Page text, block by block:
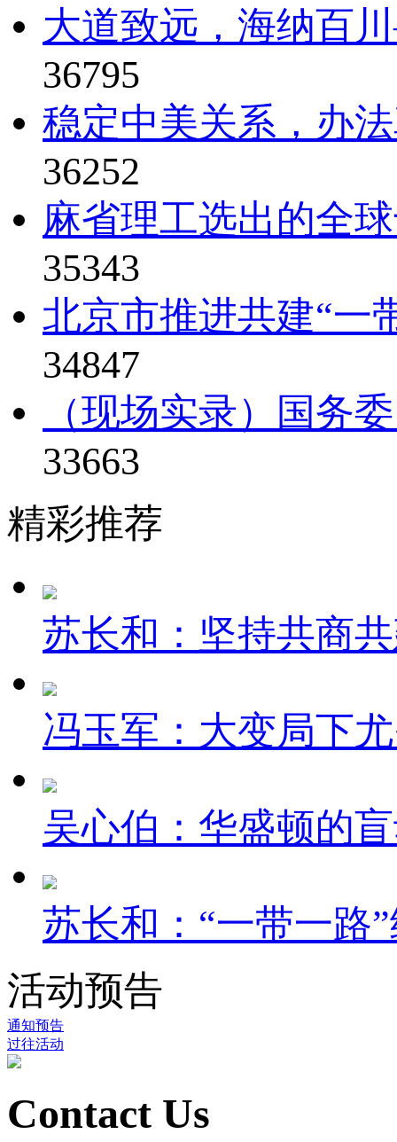
大道致远，海纳百
36795
稳定中美关系，办
36252
麻省理工选出的全
35343
北京市推进共建“一
34847
（现场实录）国务
33663
精彩推荐
苏长和：坚持共商
冯玉军：大变局下
吴心伯：华盛顿的
苏长和：“一带一路
活动预告
通知预告
过往活动
Contact Us